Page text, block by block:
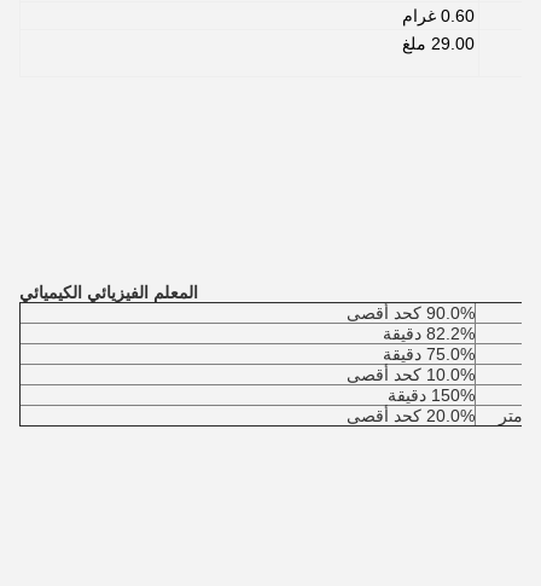
0.60 غرام
29.00 ملغ
المعلم الفيزيائي الكيميائي
90.0% كحد أقصى
82.2% دقيقة
75.0% دقيقة
10.0% كحد أقصى
150% دقيقة
20.0% كحد أقصى